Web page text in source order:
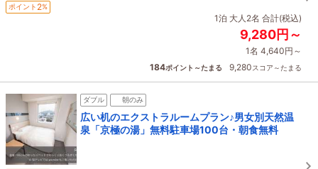
ポイント 2%
1泊 大人2名 合計(税込)
9,280円～
1名 4,640円～
184ポイント～たまる 9,280スコア～たまる
ダブル 朝のみ
広い机のエクストラルームプラン♪男女別天然温
泉「京極の湯」無料駐車場100台・朝食無料